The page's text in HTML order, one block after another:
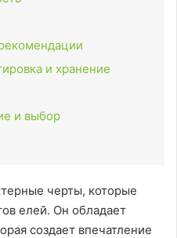
и хранение
и выбор
черты, которые
елей. Он обладает
создает впечатление